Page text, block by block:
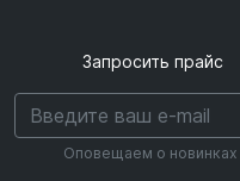
Запросить прайс
Оповещаем о новинках